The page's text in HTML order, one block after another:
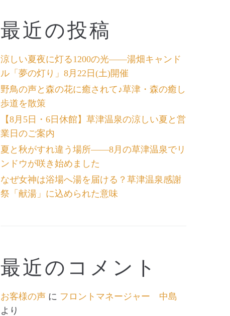
最近の投稿
涼しい夏夜に灯る1200の光――湯畑キャンド
ル「夢の灯り」8月22日(土)開催
野鳥の声と森の花に癒されて♪草津・森の癒し
歩道を散策
【8月5日・6日休館】草津温泉の涼しい夏と営
業日のご案内
夏と秋がすれ違う場所――8月の草津温泉でリ
ンドウが咲き始めました
なぜ女神は浴場へ湯を届ける？草津温泉感謝
祭「献湯」に込められた意味
最近のコメント
お客様の声 に フロントマネージャー 中島
より